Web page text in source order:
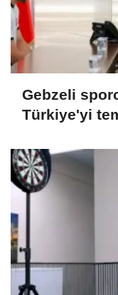
Gebzeli
Türkiye'yi